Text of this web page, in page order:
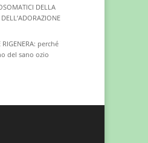
DELLA
RIGENERA: perché
del sano ozio